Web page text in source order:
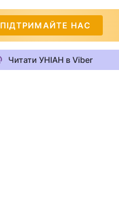
ПІДТРИМАЙТЕ НАС
Читати УНІАН в Viber